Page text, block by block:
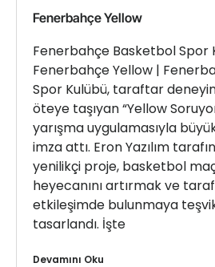
Fenerbahçe Yellow
Fenerbahçe Basketbol Spor
Fenerbahçe Yellow |
Spor Kulübü, taraftar
öteye taşıyan “Yellow
yarışma uygulamasıyla
imza attı. Eron Yazılım
yenilikçi proje, basketbol
heyecanını artırmak ve
etkileşimde bulunmaya
tasarlandı. İşte
Devamını Oku